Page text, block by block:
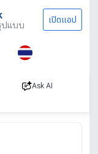
ปแบบ เปิดแอป
Ask AI